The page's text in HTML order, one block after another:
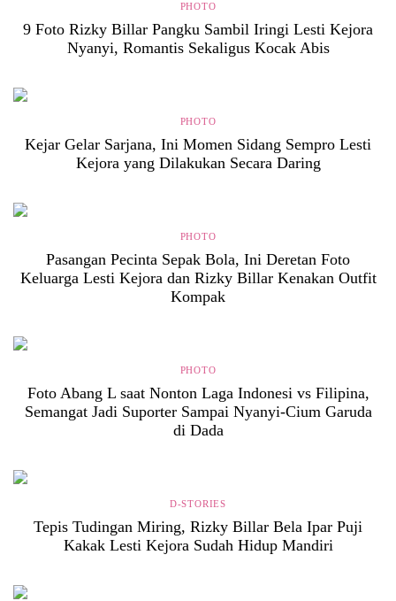
PHOTO
9 Foto Rizky Billar Pangku Sambil Iringi Lesti Kejora
Nyanyi, Romantis Sekaligus Kocak Abis
PHOTO
Kejar Gelar Sarjana, Ini Momen Sidang Sempro Lesti
Kejora yang Dilakukan Secara Daring
PHOTO
Pasangan Pecinta Sepak Bola, Ini Deretan Foto
Keluarga Lesti Kejora dan Rizky Billar Kenakan Outfit
Kompak
PHOTO
Foto Abang L saat Nonton Laga Indonesi vs Filipina,
Semangat Jadi Suporter Sampai Nyanyi-Cium Garuda
di Dada
D-STORIES
Tepis Tudingan Miring, Rizky Billar Bela Ipar Puji
Kakak Lesti Kejora Sudah Hidup Mandiri